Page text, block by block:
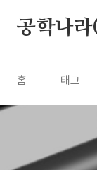
공학나
홈 태그